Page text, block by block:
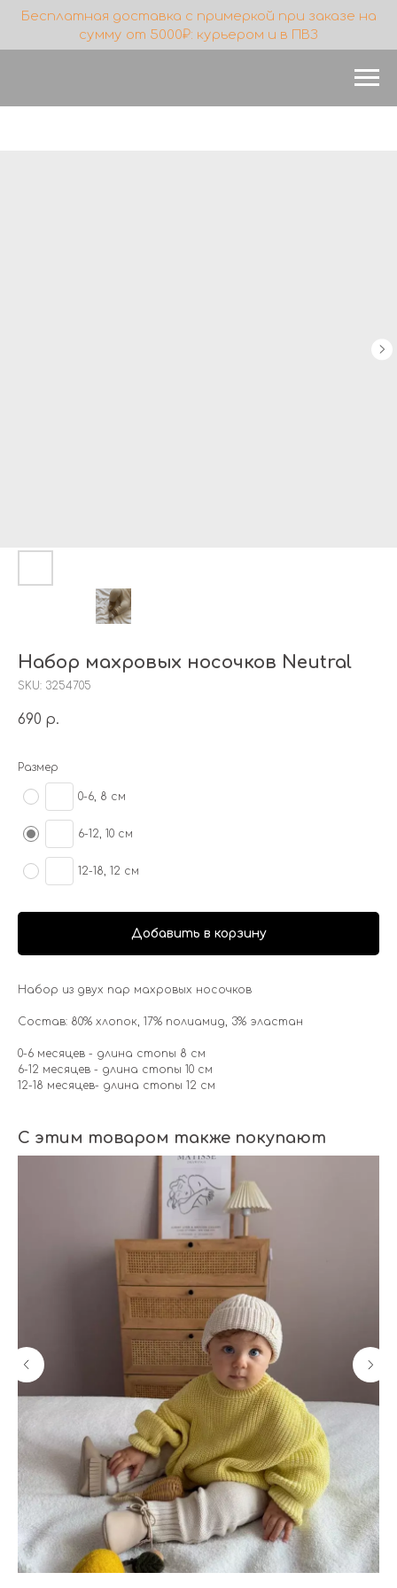
Бесплатная доставка с примеркой при заказе на
сумму от 5000₽: курьером и в ПВЗ
Набор махровых носочков Neutral
SKU: 3254705
690 р.
Размер
0-6, 8 см
6-12, 10 см
12-18, 12 см
Добавить в корзину
Набор из двух пар махровых носочков
Состав: 80% хлопок, 17% полиамид, 3% эластан
0-6 месяцев - длина стопы 8 см
6-12 месяцев - длина стопы 10 см
12-18 месяцев- длина стопы 12 см
С этим товаром также покупают